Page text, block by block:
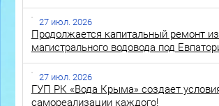
27 июл. 2026
Продолжается капитальный ремонт
магистрального водовода под
27 июл. 2026
ГУП РК «Вода Крыма» создает
самореализации каждого!